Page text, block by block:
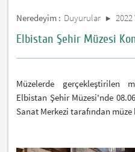
Neredeyim : Duyurular 2022
Elbistan Şehir Müzesi
Müzelerde gerçekleştirilen
Elbistan Şehir Müzesi'nde
Sanat Merkezi tarafından